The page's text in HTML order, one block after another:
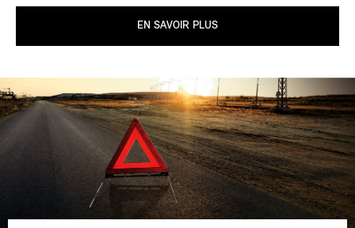
EN SAVOIR PLUS